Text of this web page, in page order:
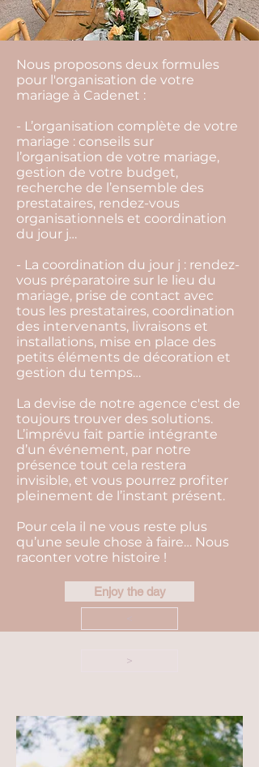
Nous proposons deux formules
pour l'organisation de votre
mariage à Cadenet :
- L’organisation complète de votre
mariage : conseils sur
l’organisation de votre mariage,
gestion de votre budget,
recherche de l’ensemble des
prestataires, rendez-vous
organisationnels et coordination
du jour j…
- La coordination du jour j : rendez-
vous préparatoire sur le lieu du
mariage, prise de contact avec
tous les prestataires, coordination
des intervenants, livraisons et
installations, mise en place des
petits éléments de décoration et
gestion du temps…
La devise de notre agence c'est de
toujours trouver des solutions.
L’imprévu fait partie intégrante
d’un événement, par notre
présence tout cela restera
invisible, et vous pourrez profiter
pleinement de l’instant présent.
Pour cela il ne vous reste plus
qu’une seule chose à faire… Nous
raconter votre histoire !
Enjoy the day
>